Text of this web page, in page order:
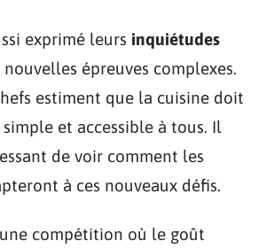
exprimé leurs inquiétudes
épreuves complexes.
estiment que la cuisine doit
et accessible à tous. Il
de voir comment les
à ces nouveaux défis.
compétition où le goût